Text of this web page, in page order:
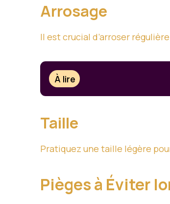
Arrosage
Il est crucial d’arroser
À lire
Taille
Pratiquez une taille légère
Pièges à Éviter